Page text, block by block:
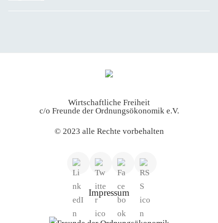
Wirtschaftliche Freiheit
c/o Freunde der Ordnungsökonomik e.V.
© 2023 alle Rechte vorbehalten
Impressum